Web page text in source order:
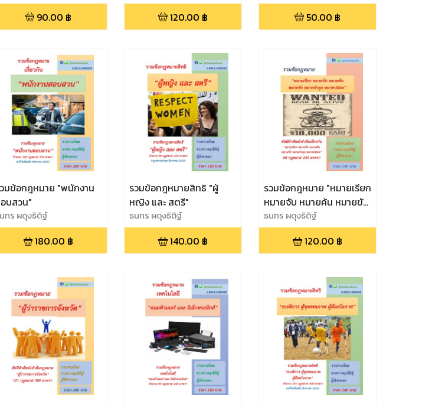
90.00 ฿ 120.00 ฿ 50.00 ฿
มข้อกฎหมาย "พนักงาน
บสวน"
ทร ผดุงธิติฐ์
180.00 ฿
รวมข้อกฎหมายสิทธิ "ผู้
หญิง และ สตรี"
ธนทร ผดุงธิติฐ์
140.00 ฿
รวมข้อกฎหมาย "หมายเรียก
หมายจับ หมายค้น หมายขัง
หมายจำคุก หมายปล่อย"
ธนทร ผดุงธิติฐ์
120.00 ฿